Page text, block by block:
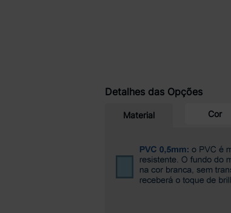
Detalhes das Opções
Material Cor